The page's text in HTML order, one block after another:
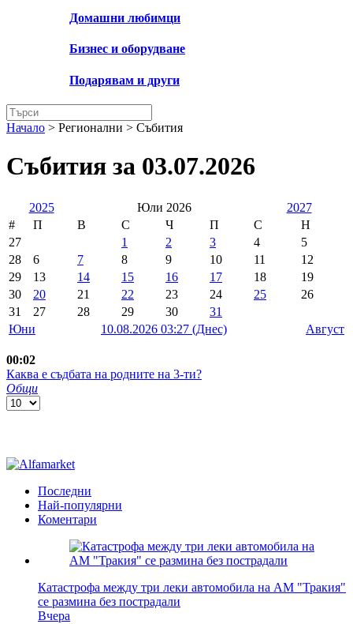
Домашни любимци
Бизнес и оборудване
Подарявам и други
Начало > Регионални > Събития
Събития за 03.07.2026
2025 Юли 2026
2027
#
П В С Ч П С
Н
27
1 2 3 4
5
28
6 7 8 9 10 11
12
29
13 14 15 16 17 18
19
30
20 21 22 23 24 25
26
31
27 28 29 30
31
Юни
10.08.2026 03:27 (Днес) Август
00:02
Каква е съдбата на родните на 3-ти?
Общи
Последни
Най-популярни
Коментари
Катастрофа между три леки автомобила на АМ "Тракия"
се размина без пострадали
Вчера